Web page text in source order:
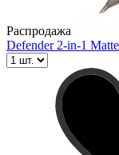
Распродажа
Defender 2-in-1